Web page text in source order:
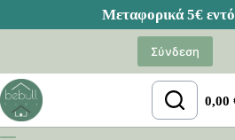
Σύνδεση
0,00